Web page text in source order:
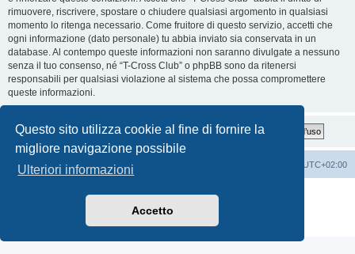
Questo sito utilizza cookie al fine di fornire la
migliore navigazione possibile
Ulteriori informazioni
Accetto
rimuovere, riscrivere, spostare o chiudere qualsiasi argomento in qualsiasi
momento lo ritenga necessario. Come fruitore di questo servizio, accetti che
ogni informazione (dato personale) tu abbia inviato sia conservata in un
database. Al contempo queste informazioni non saranno divulgate a nessuno
senza il tuo consenso, né “T-Cross Club” o phpBB sono da ritenersi
responsabili per qualsiasi violazione al sistema che possa compromettere
queste informazioni.
T-Cross Club T-Cross Club UTC+02:00
Traduzione Italiana